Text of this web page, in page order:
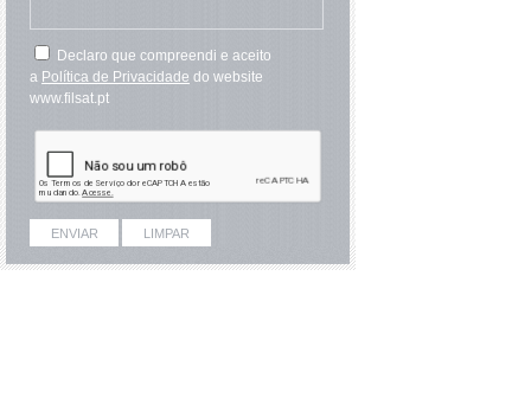
Declaro que compreendi e aceito
a Política de Privacidade do website
www.filsat.pt